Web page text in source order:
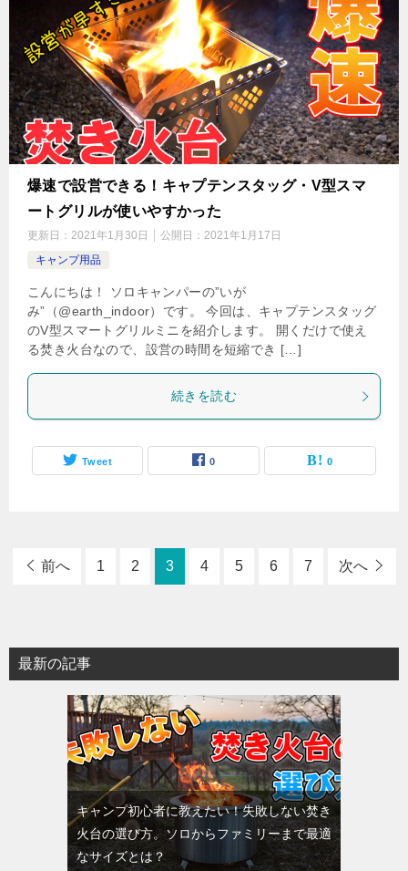
爆速で設営できる！キャプテンスタッグ・V型スマ
ートグリルが使いやすかった
更新日： 2021年1月30日 公開日： 2021年1月17日
キャンプ用品
こんにちは！ ソロキャンパーの”いが
み”（@earth_indoor）です。 今回は、キャプテンスタッグ
のV型スマートグリルミニを紹介します。 開くだけで使え
る焚き火台なので、設営の時間を短縮でき […]
続きを読む
Tweet 0 0
前へ 1 2 3 4 5 6 7 次へ
最新の記事
キャンプ初心者に教えたい！失敗しない焚き
火台の選び方。ソロからファミリーまで最適
なサイズとは？